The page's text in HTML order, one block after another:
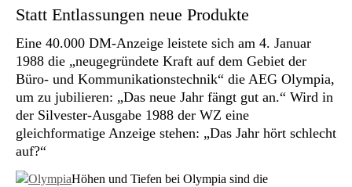
Statt Entlassungen neue Produkte
Eine 40.000 DM-Anzeige leistete sich am 4. Januar
1988 die „neugegründete Kraft auf dem Gebiet der
Büro- und Kommunikationstechnik“ die AEG Olympia,
um zu jubilieren: „Das neue Jahr fängt gut an.“ Wird in
der Silvester-Ausgabe 1988 der WZ eine
gleichformatige Anzeige stehen: „Das Jahr hört schlecht
auf?“
Höhen und Tiefen bei Olympia sind die